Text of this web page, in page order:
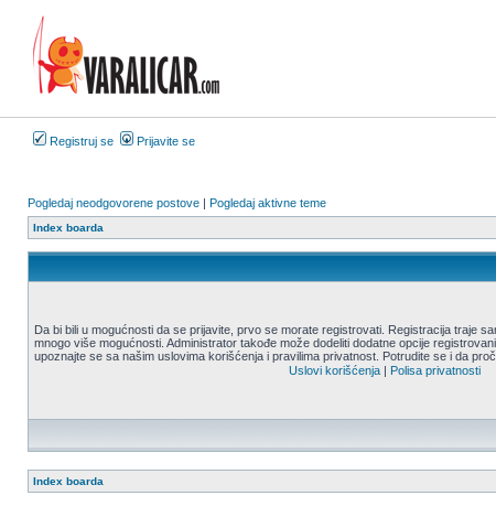
Registruj se Prijavite se
Pogledaj neodgovorene postove | Pogledaj aktivne teme
Index boarda
Da bi bili u mogućnosti da se prijavite, prvo se morate registrovati. Registracija traje
mnogo više mogućnosti. Administrator takođe može dodeliti dodatne opcije
upoznajte se sa našim uslovima korišćenja i pravilima privatnost. Potrudite se i da
Uslovi korišćenja| Polisa privatnosti
Index boarda